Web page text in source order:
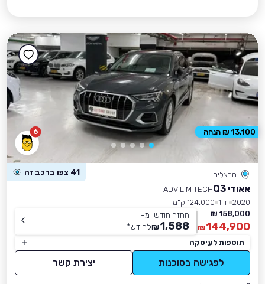
6
הרצליה 41 צפו ברכב זה
אאודי Q3
ADV LIM TECH
2020 יד 1
124,000 ק״מ
158,000 ₪
144,900
₪
החזר חודשי מ-
1,588
₪לחודש*
תוספות לעיסקה
לפגישה בסוכנות יצירת קשר
13,100 ₪ הנחה